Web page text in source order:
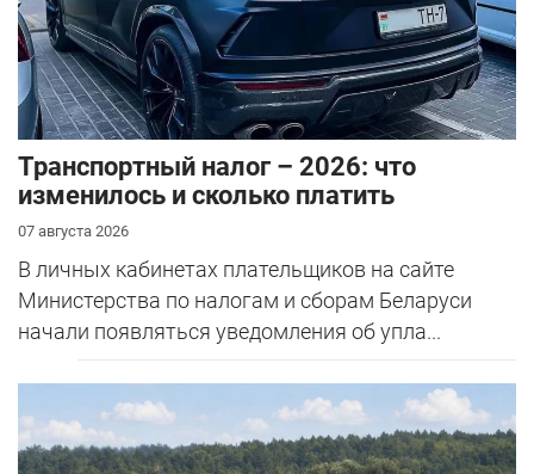
Транспортный налог – 2026: что
изменилось и сколько платить
07 августа 2026
В личных кабинетах плательщиков на сайте
Министерства по налогам и сборам Беларуси
начали появляться уведомления об упла...